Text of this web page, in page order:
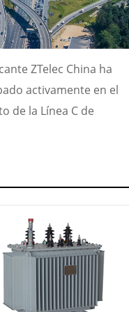
ZTelec China ha
activamente en el
de la Línea C de
de distribución
subestaciones
de 10/0.4kV y celdas
de 12kV. Estos
garantizan un
de energía estable y